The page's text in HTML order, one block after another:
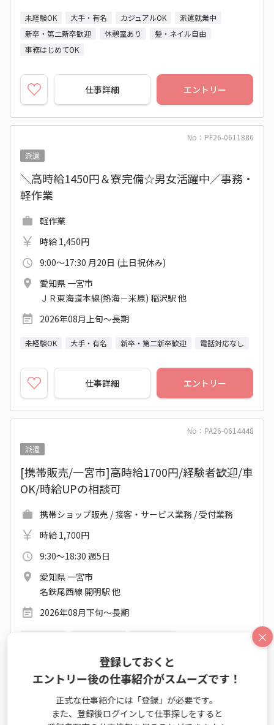
未経験OK 大手・有名 カジュアルOK
派遣就業中
新卒・第二新卒歓迎
休憩室あり
髪・ネイル自由
事務はじめてOK
仕事詳細 エントリー
No：PF26-0611886
派遣
＼高時給1450円＆寮完備☆男女活躍中／事務・
軽作業
軽作業
時給 1,450円
9:00～17:30 月20日 (土日祝休み)
愛知県 一宮市
ＪＲ東海道本線(熱海－米原) 稲沢駅 他
2026年08月上旬～長期
未経験OK 大手・有名 新卒・第二新卒歓迎 電話対応なし
仕事詳細 エントリー
No：PA26-0614448
派遣
[携帯販売/一宮市]高時給1700円/経験者歓迎/車
OK/時給UPの相談可
携帯ショップ販売 / 接客・サービス業務 / 受付業務
時給 1,700円
9:30～18:30 週5日
愛知県 一宮市
名鉄尾西線 開明駅 他
2026年08月下旬～長期
×
登録しておくと
エントリー後の仕事紹介がスムーズです！
正式な仕事紹介には「登録」が必要です。
また、登録後ログインして仕事探しをすると